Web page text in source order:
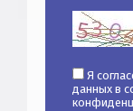
Я
данных в